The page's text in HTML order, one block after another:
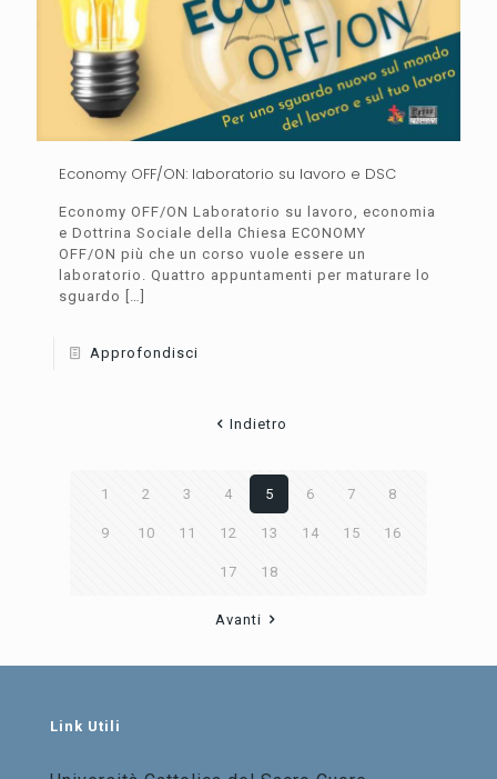
Economy OFF/ON: laboratorio su lavoro e DSC
Economy OFF/ON Laboratorio su lavoro, economia
e Dottrina Sociale della Chiesa ECONOMY
OFF/ON più che un corso vuole essere un
laboratorio. Quattro appuntamenti per maturare lo
sguardo
Approfondisci
Indietro
1 2 3 4 5 6 7 8
9 10 11 12 13 14 15 16
17 18
Avanti
Link Utili